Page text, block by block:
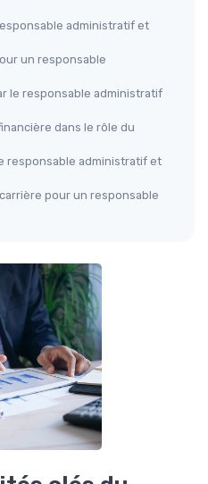
administratif et
un responsable
le responsable administratif
dans le rôle du
responsable administratif et
pour un responsable